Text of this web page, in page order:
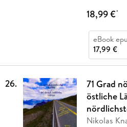
18,99 €*
eBook
17,99 €
26.
71 Grad
östliche
Nikolas